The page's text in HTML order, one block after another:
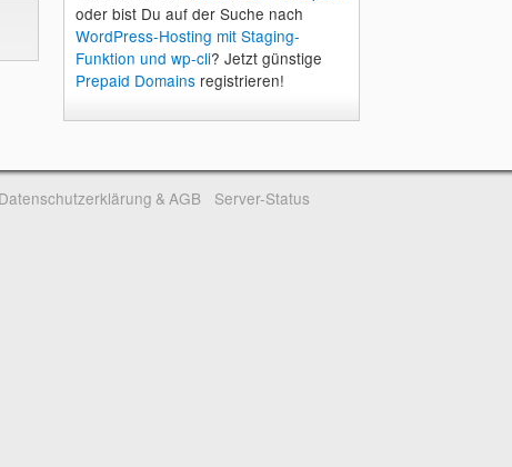
oder bist Du auf der Suche nach
WordPress-Hosting mit Staging-
Funktion und wp-cli? Jetzt günstige
Prepaid Domainsregistrieren!
& AGB Server-Status